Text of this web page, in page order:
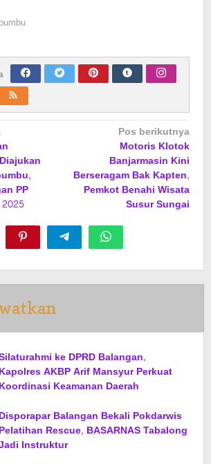
PP
Pos berikutnya
Motoris Klotok
Banjarmasin Kini
Berseragam Bak Kapten,
Pemkot Benahi Wisata
Susur Sungai
ke DPRD Balangan,
Kapolres AKBP Arif Mansyur Perkuat
Koordinasi Keamanan Daerah
Disporapar Balangan Bekali Pokdarwis
Pelatihan Rescue, BASARNAS Tabalong
Instruktur